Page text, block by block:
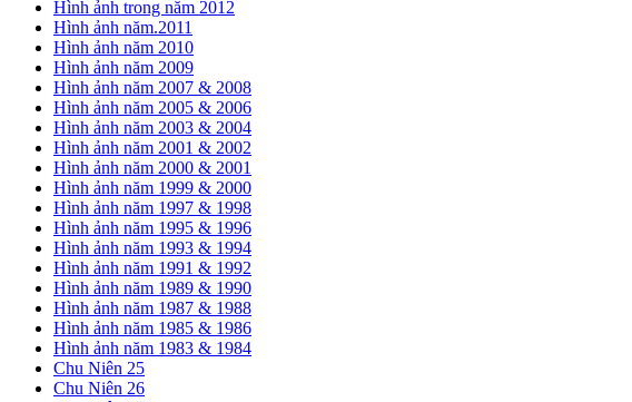
Hình ảnh trong năm 2012
Hình ảnh năm.2011
Hình ảnh năm 2010
Hình ảnh năm 2009
Hình ảnh năm 2007 & 2008
Hình ảnh năm 2005 & 2006
Hình ảnh năm 2003 & 2004
Hình ảnh năm 2001 & 2002
Hình ảnh năm 2000 & 2001
Hình ảnh năm 1999 & 2000
Hình ảnh năm 1997 & 1998
Hình ảnh năm 1995 & 1996
Hình ảnh năm 1993 & 1994
Hình ảnh năm 1991 & 1992
Hình ảnh năm 1989 & 1990
Hình ảnh năm 1987 & 1988
Hình ảnh năm 1985 & 1986
Hình ảnh năm 1983 & 1984
Chu Niên 25
Chu Niên 26